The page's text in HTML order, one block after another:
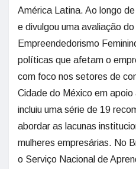
América Latina. Ao longo
e divulgou uma avaliação
Empreendedorismo
políticas que afetam o
com foco nos setores de
Cidade do México em
incluiu uma série de 19
abordar as lacunas
mulheres empresárias. No
o Serviço Nacional de